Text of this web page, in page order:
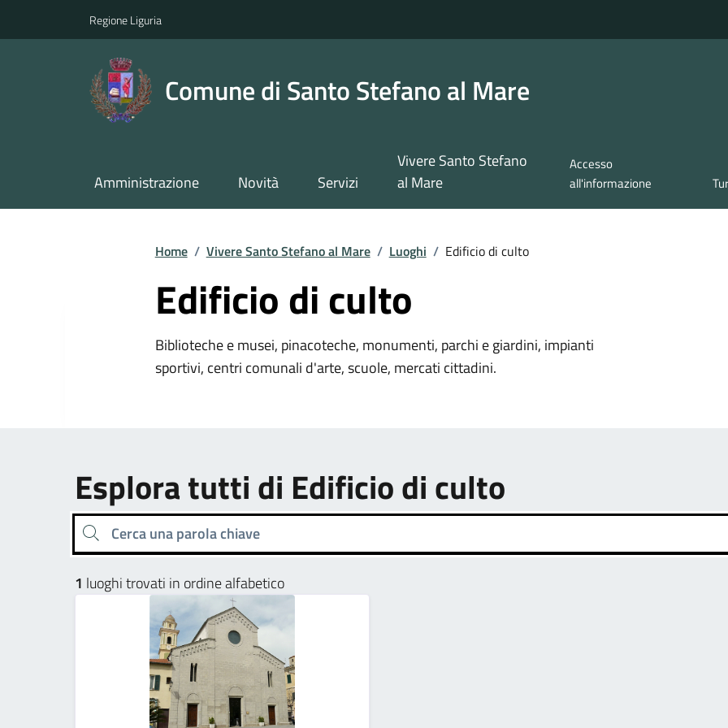
Regione Liguria
Comune di Santo Stefano al Mare
Amministrazione Novità Servizi
Vivere Santo Stefano
al Mare
Accesso
all'informazione
Home / Vivere Santo Stefano al Mare / Luoghi / Edificio di culto
Edificio di culto
Biblioteche e musei, pinacoteche, monumenti, parchi e giardini, impianti
sportivi, centri comunali d'arte, scuole, mercati cittadini.
Esplora tutti di Edificio di culto
Cerca una parola chiave
1 luoghi trovati in ordine alfabetico